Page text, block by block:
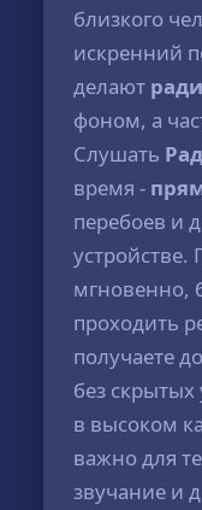
близкого
искренний
делают
фоном, а
Слушать
время -
перебоев и
мгновенно,
проходить
получаете
без скрытых
в высоком
важно для
звучание и